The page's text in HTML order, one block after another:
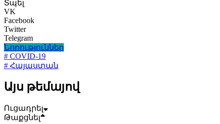
Տպել
VK
Facebook
Twitter
Telegram
Նորություններ
# COVID-19
# Հայաստան
Այս թեմայով
Ուցադրել
Թաքցնել